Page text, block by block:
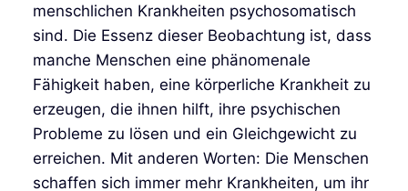
menschlichen Krankheiten psychosomatisch
sind. Die Essenz dieser Beobachtung ist, dass
manche Menschen eine phänomenale
Fähigkeit haben, eine körperliche Krankheit zu
erzeugen, die ihnen hilft, ihre psychischen
Probleme zu lösen und ein Gleichgewicht zu
erreichen. Mit anderen Worten: Die Menschen
schaffen sich immer mehr Krankheiten, um ihr